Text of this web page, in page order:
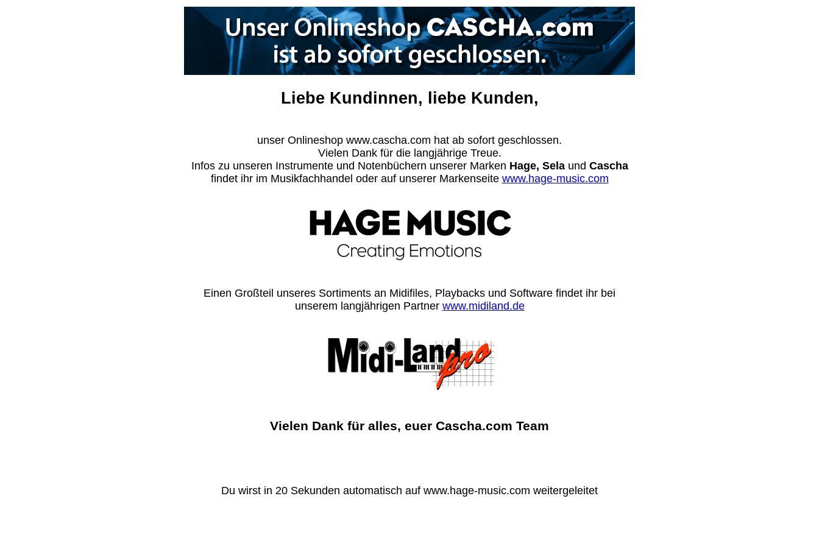
Liebe Kundinnen, liebe Kunden,
unser Onlineshop www.cascha.com hat ab sofort geschlossen.
Vielen Dank für die langjährige Treue.
Infos zu unseren Instrumente und Notenbüchern unserer Marken Hage, Selaund Cascha
findet ihr im Musikfachhandel oder auf unserer Markenseite www.hage-music.com
Einen Großteil unseres Sortiments an Midifiles, Playbacks und Software findet ihr bei
unserem langjährigen Partner www.midiland.de
Vielen Dank für alles, euer Cascha.com Team
Du wirst in 20 Sekunden automatisch auf www.hage-music.com weitergeleitet